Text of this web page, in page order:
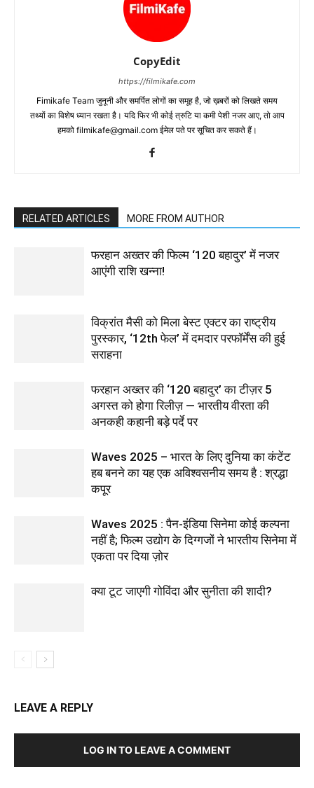
CopyEdit
https://filmikafe.com
Fimikafe Team जुनूनी और समर्पित लोगों का समूह है, जो ख़बरों को लिखते समय
तथ्‍यों का विशेष ध्‍यान रखता है। यदि फिर भी कोई त्रुटि या कमी पेशी नजर आए, तो आप
हमको filmikafe@gmail.com ईमेल पते पर सूचित कर सकते हैं।
RELATED ARTICLES MORE FROM AUTHOR
फरहान अख्तर की फिल्म ‘120 बहादुर’ में नजर
आएंगी राशि खन्ना!
विक्रांत मैसी को मिला बेस्ट एक्टर का राष्ट्रीय
पुरस्कार, ‘12th फेल’ में दमदार परफॉर्मेंस की हुई
सराहना
फरहान अख्तर की ‘120 बहादुर’ का टीज़र 5
अगस्त को होगा रिलीज़ — भारतीय वीरता की
अनकही कहानी बड़े पर्दे पर
Waves 2025 – भारत के लिए दुनिया का कंटेंट
हब बनने का यह एक अविश्वसनीय समय है : श्रद्धा
कपूर
Waves 2025 : पैन-इंडिया सिनेमा कोई कल्पना
नहीं है; फिल्म उद्योग के दिग्गजों ने भारतीय सिनेमा में
एकता पर दिया ज़ोर
क्या टूट जाएगी गोविंदा और सुनीता की शादी?
LEAVE A REPLY
LOG IN TO LEAVE A COMMENT